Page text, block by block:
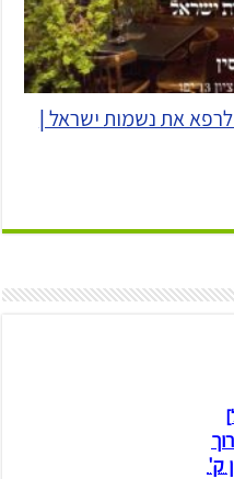
מעשה משבעת הקבצנים | 12 לרפא את נשמות ישראל |